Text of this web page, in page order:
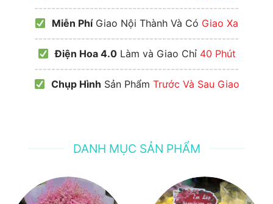
------------------------------------------------
Miễn PhíGiao Nội Thành Và Có Giao Xa
------------------------------------------------
Điện Hoa 4.0Làm và Giao Chỉ 40 Phút
------------------------------------------------
Chụp Hình Sản Phẩm Trước Và Sau Giao
DANH MỤC SẢN PHẨM